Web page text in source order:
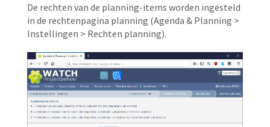
De rechten van de planning-items worden ingesteld
in de rechtenpagina planning (Agenda & Planning >
Instellingen > Rechten planning).